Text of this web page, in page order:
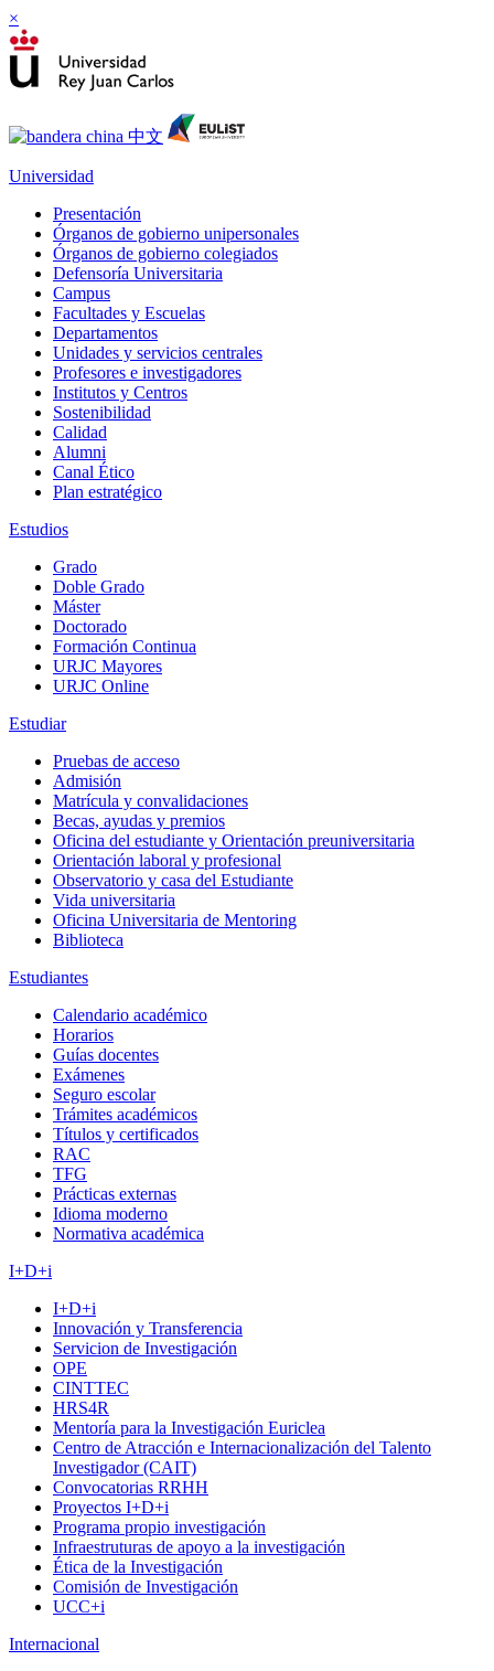
×
Universidad
Presentación
Órganos de gobierno unipersonales
Órganos de gobierno colegiados
Defensoría Universitaria
Campus
Facultades y Escuelas
Departamentos
Unidades y servicios centrales
Profesores e investigadores
Institutos y Centros
Sostenibilidad
Calidad
Alumni
Canal Ético
Plan estratégico
Estudios
Grado
Doble Grado
Máster
Doctorado
Formación Continua
URJC Mayores
URJC Online
Estudiar
Pruebas de acceso
Admisión
Matrícula y convalidaciones
Becas, ayudas y premios
Oficina del estudiante y Orientación preuniversitaria
Orientación laboral y profesional
Observatorio y casa del Estudiante
Vida universitaria
Oficina Universitaria de Mentoring
Biblioteca
Estudiantes
Calendario académico
Horarios
Guías docentes
Exámenes
Seguro escolar
Trámites académicos
Títulos y certificados
RAC
TFG
Prácticas externas
Idioma moderno
Normativa académica
I+D+i
I+D+i
Innovación y Transferencia
Servicion de Investigación
OPE
CINTTEC
HRS4R
Mentoría para la Investigación Euriclea
Centro de Atracción e Internacionalización del Talento
Investigador (CAIT)
Convocatorias RRHH
Proyectos I+D+i
Programa propio investigación
Infraestruturas de apoyo a la investigación
Ética de la Investigación
Comisión de Investigación
UCC+i
Internacional